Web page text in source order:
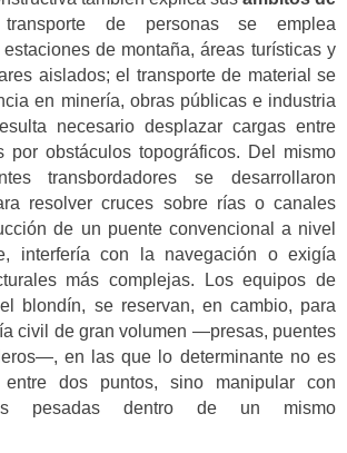
de personas se emplea
de montaña, áreas turísticas y
aislados; el transporte de material se
en minería, obras públicas e industria
necesario desplazar cargas entre
por obstáculos topográficos. Del mismo
transbordadores se desarrollaron
resolver cruces sobre rías o canales
de un puente convencional a nivel
interfería con la navegación o exigía
más complejas. Los equipos de
blondín, se reservan, en cambio, para
civil de gran volumen —presas, puentes
en las que lo determinante no es
entre dos puntos, sino manipular con
pesadas dentro de un mismo